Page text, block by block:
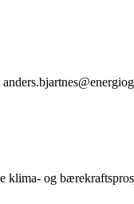
og